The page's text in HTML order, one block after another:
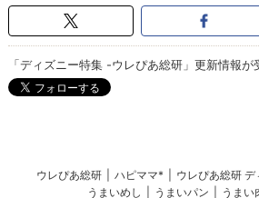
「ディズニー特集 -ウレぴあ総研」更新情報が
ウレぴあ総研 ハピママ* ウレぴあ総研
うまいめし
うまいパン うまい